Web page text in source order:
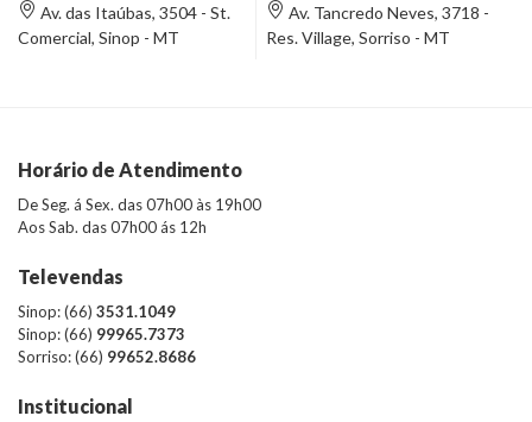
Av. das Itaúbas, 3504 - St.
Comercial, Sinop - MT
Av. Tancredo Neves, 3718 -
Res. Village, Sorriso - MT
Horário de Atendimento
De Seg. á Sex. das 07h00 às 19h00
Aos Sab. das 07h00 ás 12h
Televendas
Sinop: (66) 3531.1049
Sinop: (66) 99965.7373
Sorriso: (66) 99652.8686
Institucional